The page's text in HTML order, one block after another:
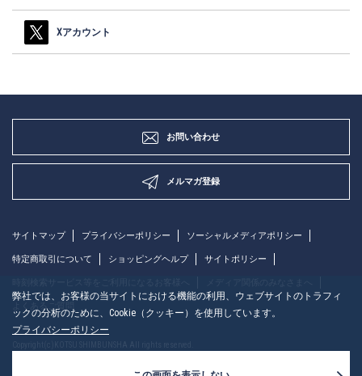
Xアカウント
お問い合わせ
メルマガ登録
サイトマップ プライバシーポリシー ソーシャルメディアポリシー
特定商取引について ショッピングヘルプ サイトポリシー
よくあるご質問
弊社では、お客様の当サイトにおける機能の利用、ウェブサイトのトラフィ
ックの分析のために、Cookie（クッキー）を使用しています。
プライバシーポリシー